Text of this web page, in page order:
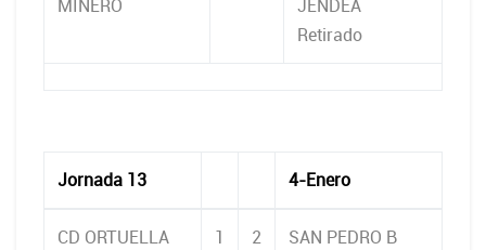
MINERO
JENDEA
Retirado
Jornada 13 4-Enero
CD ORTUELLA 1 2 SAN PEDRO B